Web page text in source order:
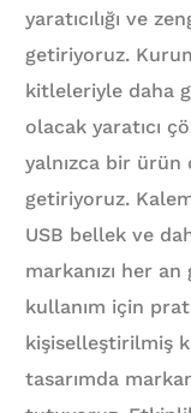
yaratıcılığı ve
getiriyoruz.
kitleleriyle daha
olacak yaratıcı
yalnızca bir
getiriyoruz.
USB bellek ve
markanızı her
kullanım için
kişiselleştirilmiş
tasarımda